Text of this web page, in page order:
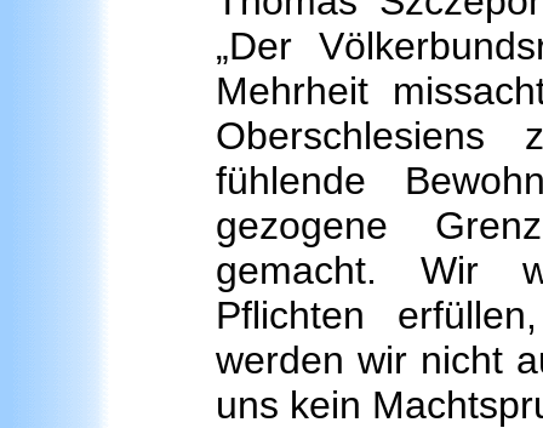
„Der
Mehrheit
Oberschlesiens
fühlende
gezogene
gemacht. Wir
Pflichten
werden wir nicht
uns kein